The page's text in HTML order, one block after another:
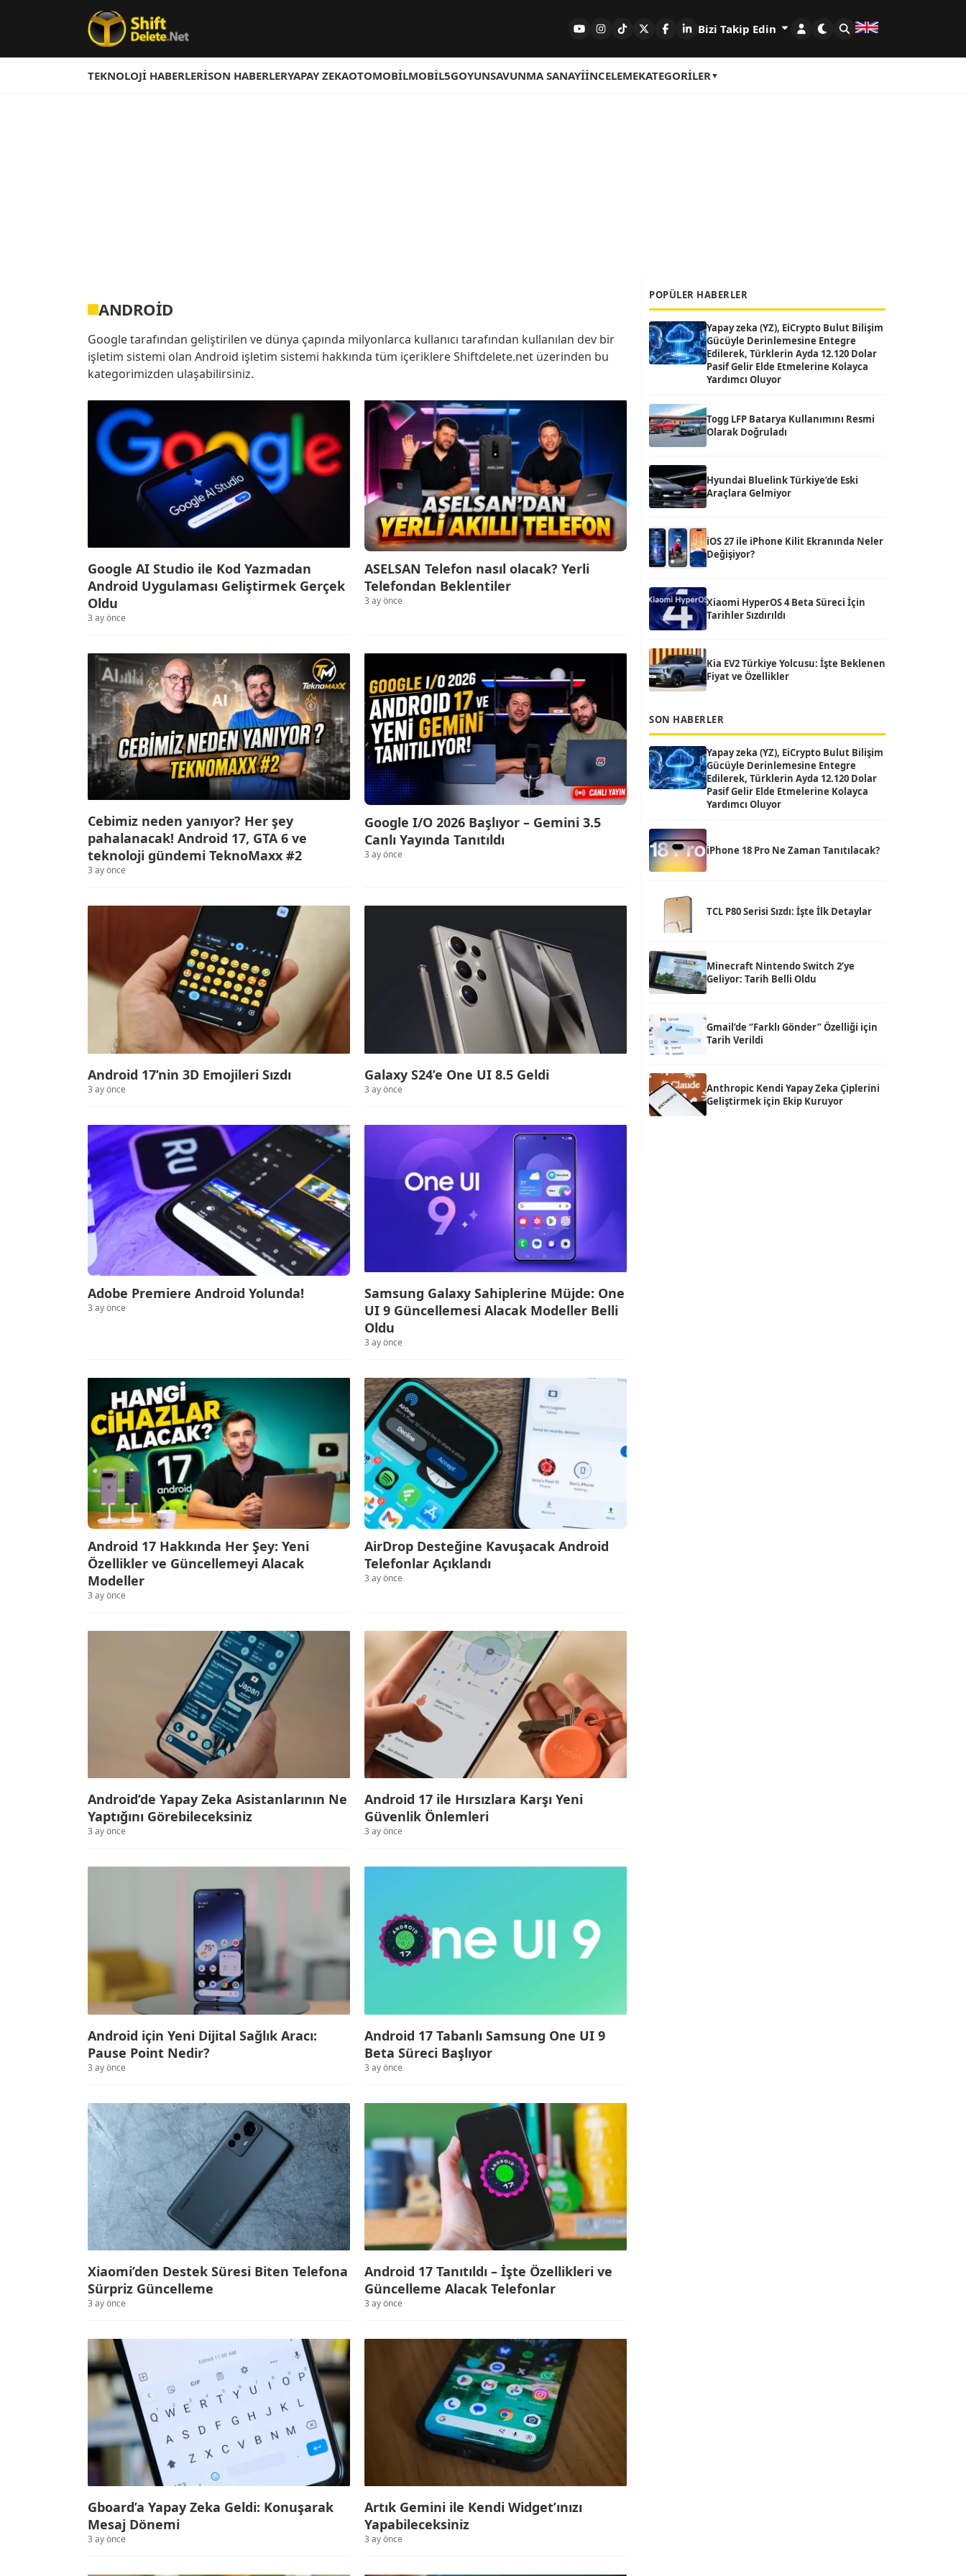
Bizi Takip Edin
TEKNOLOJI HABERLERISON HABERLERYAPAY ZEKAOTOMOBILMOBIL5GOYUNSAVUNMA SANAYIİNCELEMEKATEGORILER
ANDROID
Google tarafından geliştirilen ve dünya çapında milyonlarca kullanıcı tarafından kullanılan dev bir
işletim sistemi olan Android işletim sistemi hakkında tüm içeriklere Shiftdelete.net üzerinden bu
kategorimizden ulaşabilirsiniz.
Google AI Studio ile Kod Yazmadan
Android Uygulaması Geliştirmek Gerçek
Oldu
3 ay önce
ASELSAN Telefon nasıl olacak? Yerli
Telefondan Beklentiler
3 ay önce
Cebimiz neden yanıyor? Her şey
pahalanacak! Android 17, GTA 6 ve
teknoloji gündemi TeknoMaxx #2
3 ay önce
Google I/O 2026 Başlıyor – Gemini 3.5
Canlı Yayında Tanıtıldı
3 ay önce
Android 17’nin 3D Emojileri Sızdı
3 ay önce
Galaxy S24’e One UI 8.5 Geldi
3 ay önce
Adobe Premiere Android Yolunda!
3 ay önce
Samsung Galaxy Sahiplerine Müjde: One
UI 9 Güncellemesi Alacak Modeller Belli
Oldu
3 ay önce
Android 17 Hakkında Her Şey: Yeni
Özellikler ve Güncellemeyi Alacak
Modeller
3 ay önce
AirDrop Desteğine Kavuşacak Android
Telefonlar Açıklandı
3 ay önce
Android’de Yapay Zeka Asistanlarının Ne
Yaptığını Görebileceksiniz
3 ay önce
Android 17 ile Hırsızlara Karşı Yeni
Güvenlik Önlemleri
3 ay önce
Android için Yeni Dijital Sağlık Aracı:
Pause Point Nedir?
3 ay önce
Android 17 Tabanlı Samsung One UI 9
Beta Süreci Başlıyor
3 ay önce
Xiaomi’den Destek Süresi Biten Telefona
Sürpriz Güncelleme
3 ay önce
Android 17 Tanıtıldı – İşte Özellikleri ve
Güncelleme Alacak Telefonlar
3 ay önce
Gboard’a Yapay Zeka Geldi: Konuşarak
Mesaj Dönemi
3 ay önce
Artık Gemini ile Kendi Widget’ınızı
Yapabileceksiniz
3 ay önce
POPÜLER HABERLER
Yapay zeka (YZ), EiCrypto Bulut Bilişim
Gücüyle Derinlemesine Entegre
Edilerek, Türklerin Ayda 12.120 Dolar
Pasif Gelir Elde Etmelerine Kolayca
Yardımcı Oluyor
Togg LFP Batarya Kullanımını Resmi
Olarak Doğruladı
Hyundai Bluelink Türkiye’de Eski
Araçlara Gelmiyor
iOS 27 ile iPhone Kilit Ekranında Neler
Değişiyor?
Xiaomi HyperOS 4 Beta Süreci İçin
Tarihler Sızdırıldı
Kia EV2 Türkiye Yolcusu: İşte Beklenen
Fiyat ve Özellikler
SON HABERLER
Yapay zeka (YZ), EiCrypto Bulut Bilişim
Gücüyle Derinlemesine Entegre
Edilerek, Türklerin Ayda 12.120 Dolar
Pasif Gelir Elde Etmelerine Kolayca
Yardımcı Oluyor
iPhone 18 Pro Ne Zaman Tanıtılacak?
TCL P80 Serisi Sızdı: İşte İlk Detaylar
Minecraft Nintendo Switch 2’ye
Geliyor: Tarih Belli Oldu
Gmail’de “Farklı Gönder” Özelliği için
Tarih Verildi
Anthropic Kendi Yapay Zeka Çiplerini
Geliştirmek için Ekip Kuruyor